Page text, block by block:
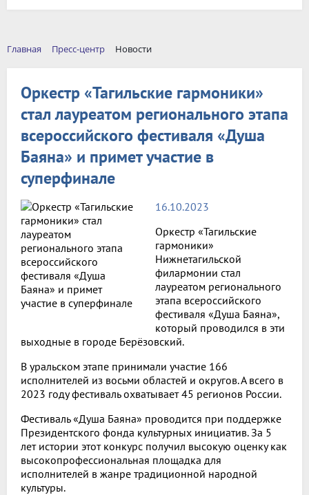
Главная Пресс-центр Новости
Оркестр «Тагильские гармоники»
стал лауреатом регионального этапа
всероссийского фестиваля «Душа
Баяна» и примет участие в
суперфинале
16.10.2023
Оркестр «Тагильские
гармоники»
Нижнетагильской
филармонии стал
лауреатом регионального
этапа всероссийского
фестиваля «Душа Баяна»,
который проводился в эти
выходные в городе Берёзовский.
В уральском этапе принимали участие 166
исполнителей из восьми областей и округов. А всего в
2023 году фестиваль охватывает 45 регионов России.
Фестиваль «Душа Баяна» проводится при поддержке
Президентского фонда культурных инициатив. За 5
лет истории этот конкурс получил высокую оценку как
высокопрофессиональная площадка для
исполнителей в жанре традиционной народной
культуры.